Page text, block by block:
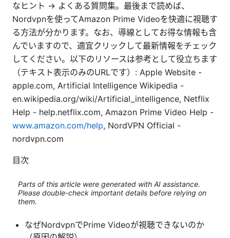
なヒント → よくある質問集。最後まで読めば、
Nordvpnを使ってAmazon Prime Videoを快適に視聴す
る方法が分かります。なお、導線としてお得な情報も含
んでいますので、適宜クリックして最新情報をチェック
してください。以下のリソースは参考として役立ちます
（テキスト表示のみのURLです）: Apple Website -
apple.com, Artificial Intelligence Wikipedia -
en.wikipedia.org/wiki/Artificial_intelligence, Netflix
Help - help.netflix.com, Amazon Prime Video Help -
www.amazon.com/help, NordVPN Official -
nordvpn.com
目次
Parts of this article were generated with AI assistance.
Please double-check important details before relying on
them.
なぜNordvpnでPrime Videoが視聴できないのか